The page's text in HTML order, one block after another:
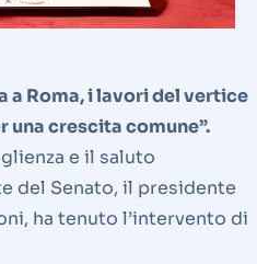
a Roma, i lavori del vertice
una crescita comune”.
e il saluto
del Senato, il presidente
ha tenuto l’intervento di